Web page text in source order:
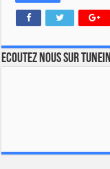
Ecoutez nous sur TuneIn